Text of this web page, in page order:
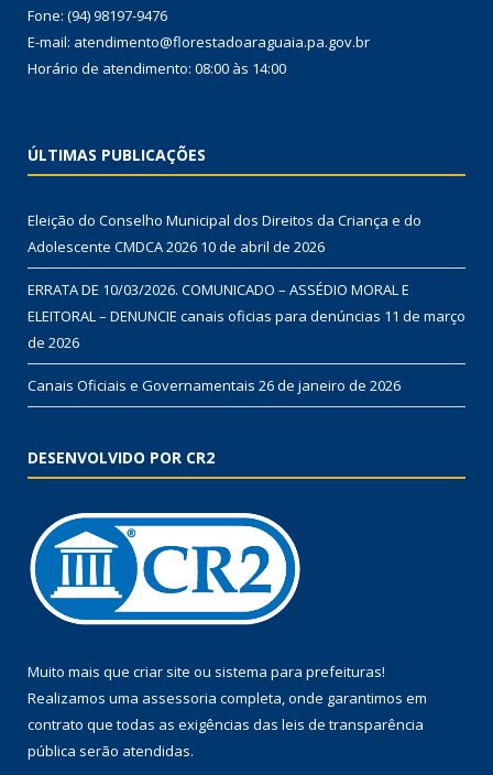
Fone: (94) 98197-9476
E-mail: atendimento@florestadoaraguaia.pa.gov.br
Horário de atendimento: 08:00 às 14:00
ÚLTIMAS PUBLICAÇÕES
Eleição do Conselho Municipal dos Direitos da Criança e do
Adolescente CMDCA 2026 10 de abril de 2026
ERRATA DE 10/03/2026. COMUNICADO – ASSÉDIO MORAL E
ELEITORAL – DENUNCIE canais oficias para denúncias 11 de março
de 2026
Canais Oficiais e Governamentais 26 de janeiro de 2026
DESENVOLVIDO POR CR2
Muito mais que criar site ou sistema para prefeituras!
Realizamos uma assessoria completa, onde garantimos em
contrato que todas as exigências das leis de transparência
pública serão atendidas.